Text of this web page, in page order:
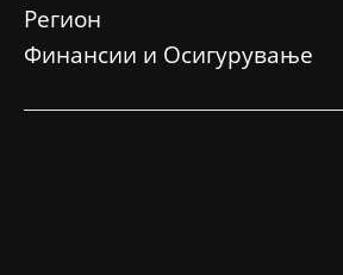
Регион
Финансии и Осигурување